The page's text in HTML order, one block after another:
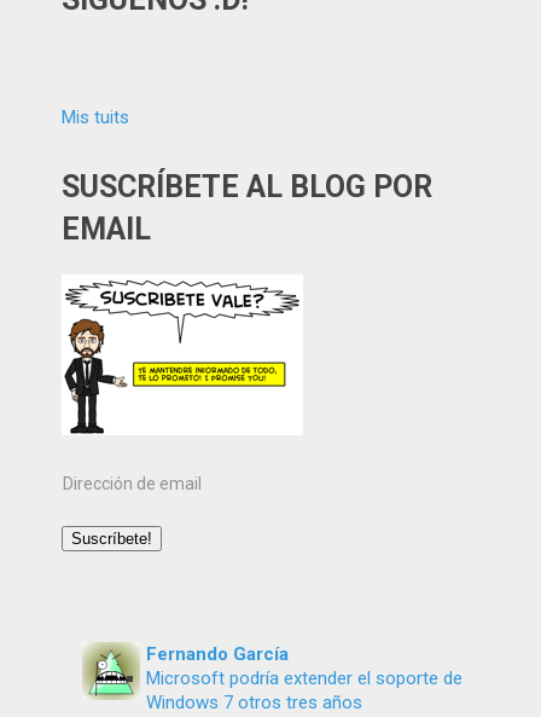
Mis tuits
SUSCRÍBETE AL BLOG POR
EMAIL
Dirección
email
Suscríbete!
Fernando García
Microsoft podría extender el soporte de
Windows 7 otros tres años